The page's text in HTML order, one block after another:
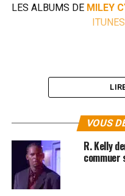
LES ALBUMS DE MILEY
ITUNES
VOUS
R. Kelly
commuer